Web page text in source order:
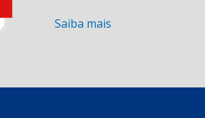
Saiba mais